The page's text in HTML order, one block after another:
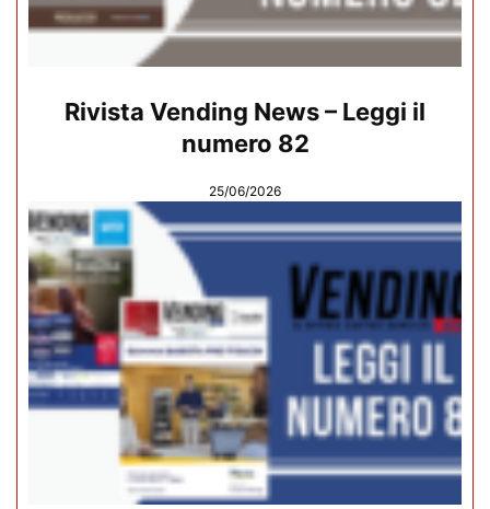
Rivista Vending News – Leggi il
numero 82
25/06/2026